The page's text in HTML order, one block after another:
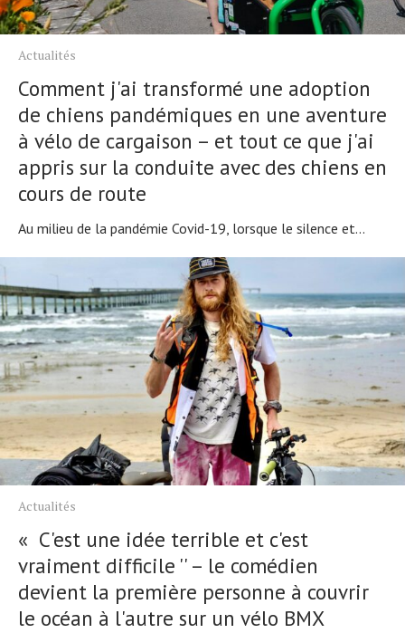
Actualités
Comment j'ai transformé une adoption
de chiens pandémiques en une aventure
à vélo de cargaison – et tout ce que j'ai
appris sur la conduite avec des chiens en
cours de route
Au milieu de la pandémie Covid-19, lorsque le silence et...
Actualités
« C'est une idée terrible et c'est
vraiment difficile '' – le comédien
devient la première personne à couvrir
le océan à l'autre sur un vélo BMX